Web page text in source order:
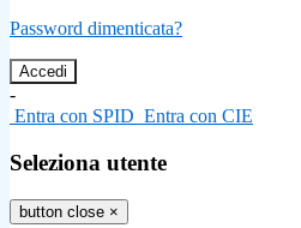
Password dimenticata?
-
Entra con SPID Entra con CIE
Seleziona utente
button close ×